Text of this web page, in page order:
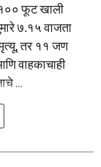
फूट खाली
७.१५ वाजता
तर ११ जण
वाहकाचाही
...